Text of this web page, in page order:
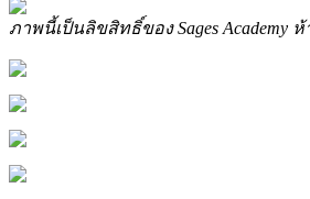
ภาพนี้เป็นลิขสิทธิ์ของ Sages